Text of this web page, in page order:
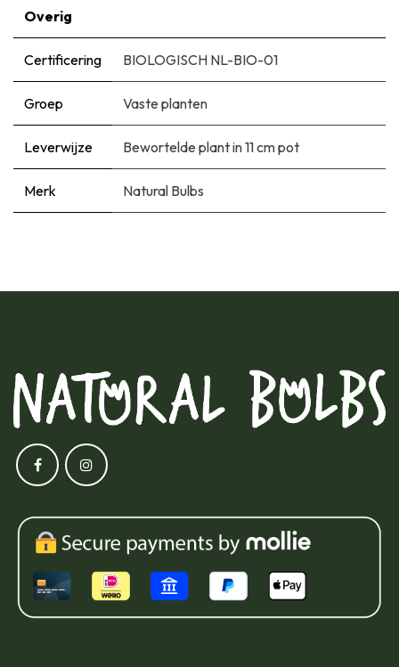
Overig
Certificering BIOLOGISCH NL-BIO-01
Groep Vaste planten
Leverwijze Bewortelde plant in 11 cm pot
Merk Natural Bulbs